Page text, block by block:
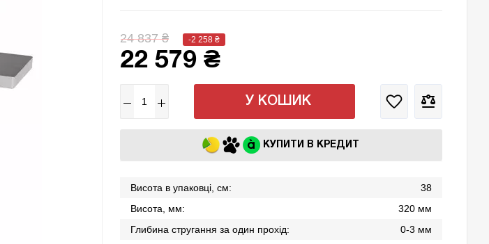
24 837 ₴ -2 258 ₴
22 579 ₴
У КОШИК
КУПИТИ В КРЕДИТ
Висота в упаковці, см:
38
Висота, мм:
320 мм
Глибина стругання за один прохід:
0-3 мм